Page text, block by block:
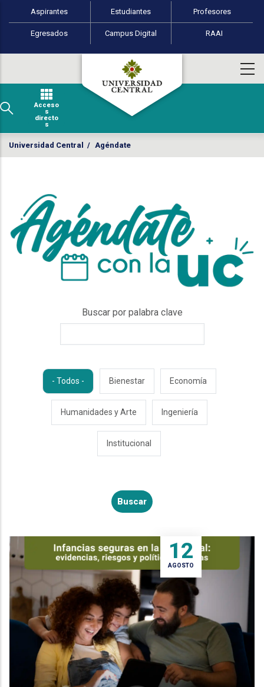
Pasar al contenido principal
Perfiles de usuario
Aspirantes Estudiantes Profesores
Egresados Campus Digital RAAI
Acceso
s
directo
s
Universidad Central / Agéndate
Buscar por palabra clave
- Todos - Bienestar Economía
Humanidades y Arte Ingeniería
Institucional
12
AGOSTO